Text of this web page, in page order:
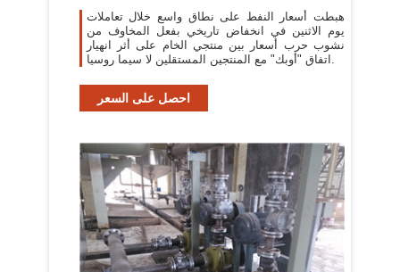
هبطت أسعار النفط على نطاق واسع خلال تعاملات
يوم الاثنين في انخفاض تاريخي بفعل المخاوف من
نشوب حرب أسعار بين منتجي الخام على أثر انهيار
اتفاق "أوبك" مع المنتجين المستقلين لا سيما روسيا.
احصل على السعر